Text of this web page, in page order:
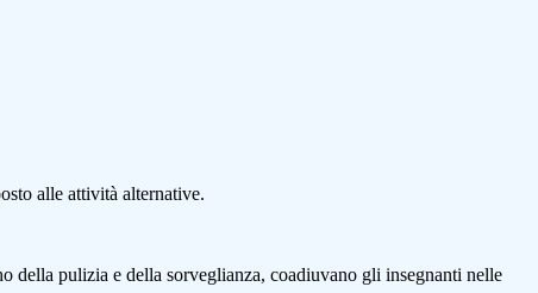
alle attività alternative.
della pulizia e della sorveglianza, coadiuvano gli insegnanti nelle